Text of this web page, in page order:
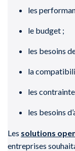
les
le budget ;
les besoins
la
les
les besoins
Les solutions
entreprises